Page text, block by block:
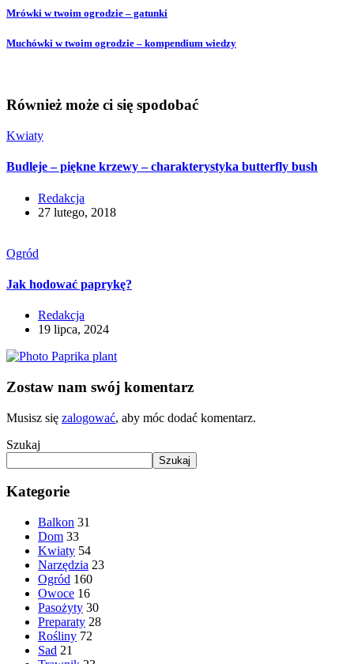
Mrówki w twoim ogrodzie – gatunki
Muchówki w twoim ogrodzie – kompendium wiedzy
Również może ci się spodobać
Kwiaty
Budleje – piękne krzewy – charakterystyka butterfly bush
Redakcja
27 lutego, 2018
Ogród
Jak hodować paprykę?
Redakcja
19 lipca, 2024
Zostaw nam swój komentarz
Musisz się zalogować, aby móc dodać komentarz.
Szukaj
Szukaj
Kategorie
Balkon 31
Dom 33
Kwiaty 54
Narzędzia 23
Ogród 160
Owoce 16
Pasożyty 30
Preparaty 28
Rośliny 72
Sad 21